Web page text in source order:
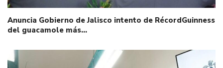
Anuncia Gobierno de Jalisco intento de RécordGuinness
del guacamole más…